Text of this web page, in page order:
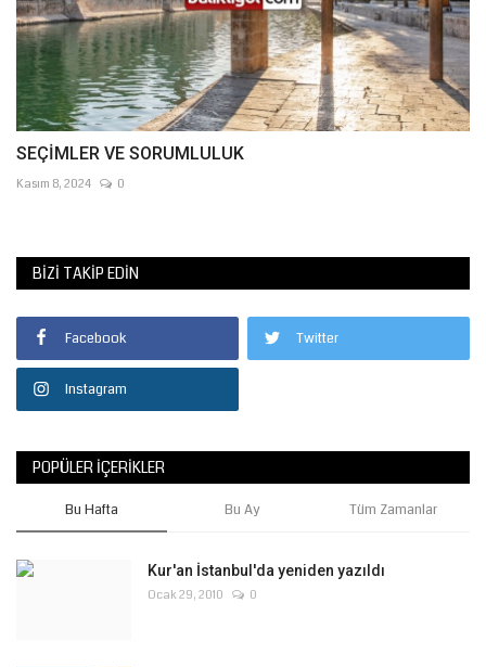
SEÇİMLER VE SORUMLULUK
Kasım 8, 2024 0
BIZI TAKIP EDIN
Facebook Twitter
Instagram
POPÜLER İÇERIKLER
Bu Hafta Bu Ay Tüm Zamanlar
Kur'an İstanbul'da yeniden yazıldı
Ocak 29, 2010 0